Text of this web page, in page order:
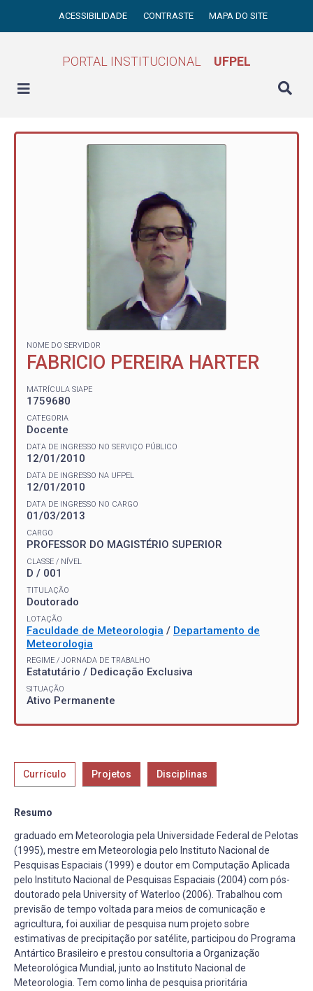
ACESSIBILIDADE CONTRASTE MAPA DO SITE
PORTAL INSTITUCIONAL UFPEL
NOME DO SERVIDOR
FABRICIO PEREIRA HARTER
MATRÍCULA SIAPE
1759680
CATEGORIA
Docente
DATA DE INGRESSO NO SERVIÇO PÚBLICO
12/01/2010
DATA DE INGRESSO NA UFPEL
12/01/2010
DATA DE INGRESSO NO CARGO
01/03/2013
CARGO
PROFESSOR DO MAGISTÉRIO SUPERIOR
CLASSE / NÍVEL
D / 001
TITULAÇÃO
Doutorado
LOTAÇÃO
Faculdade de Meteorologia / Departamento de
Meteorologia
REGIME / JORNADA DE TRABALHO
Estatutário / Dedicação Exclusiva
SITUAÇÃO
Ativo Permanente
Currículo Projetos Disciplinas
Resumo
graduado em Meteorologia pela Universidade Federal de Pelotas
(1995), mestre em Meteorologia pelo Instituto Nacional de
Pesquisas Espaciais (1999) e doutor em Computação Aplicada
pelo Instituto Nacional de Pesquisas Espaciais (2004) com pós-
doutorado pela University of Waterloo (2006). Trabalhou com
previsão de tempo voltada para meios de comunicação e
agricultura, foi auxiliar de pesquisa num projeto sobre
estimativas de precipitação por satélite, participou do Programa
Antártico Brasileiro e prestou consultoria a Organização
Meteorológica Mundial, junto ao Instituto Nacional de
Meteorologia. Tem como linha de pesquisa prioritária